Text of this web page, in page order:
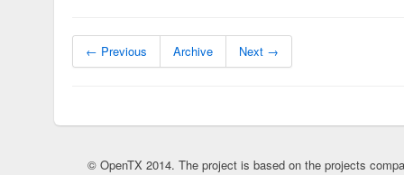
← Previous Archive Next →
© OpenTX 2014. The project is based on the projects